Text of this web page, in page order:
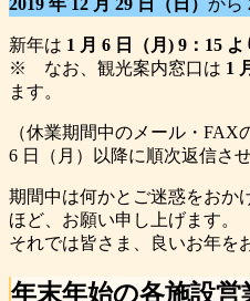
新年は 1 月 6 日（月) 9：15 よ
※ なお、観光案内窓口は 1
ます。
（休業期間中のメール・FAX
6 日（月）以降に順次返信さ
期間中は何かとご迷惑をおか
ほど、お願い申し上げます。
それでは皆さま、良いお年を
年末年始の各施設営